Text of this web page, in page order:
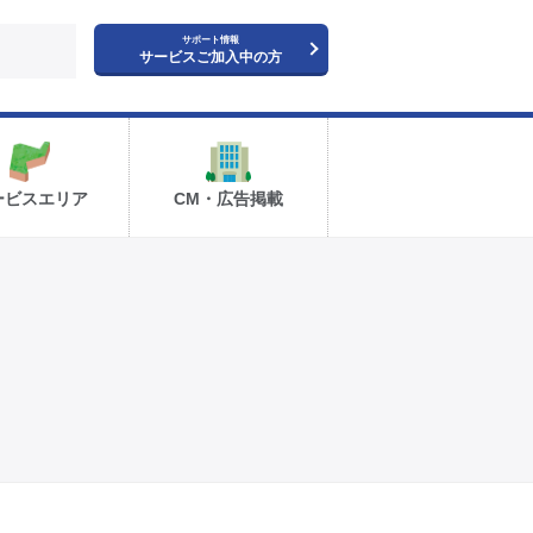
サポート情報
サービスご加入中の方
ビスエリア CM・広告掲載